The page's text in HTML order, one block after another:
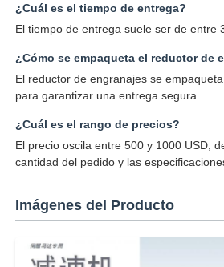
¿Cuál es el tiempo de entrega?
El tiempo de entrega suele ser de entre
¿Cómo se empaqueta el reductor de
El reductor de engranajes se
para garantizar una entrega segura.
¿Cuál es el rango de precios?
El precio oscila entre 500 y 1000 USD,
cantidad del pedido y las
Imágenes del Producto